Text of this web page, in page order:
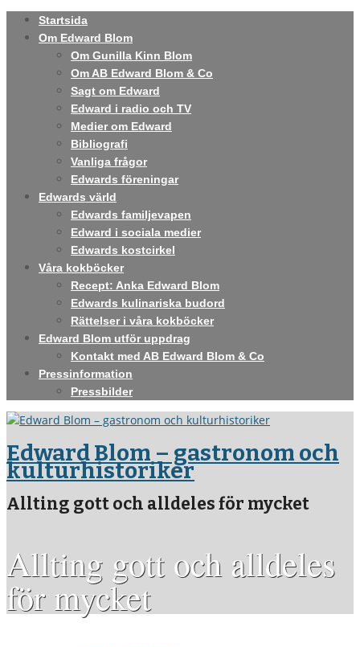
Startsida
Om Edward Blom
Om Gunilla Kinn Blom
Om AB Edward Blom & Co
Sagt om Edward
Edward i radio och TV
Medier om Edward
Bibliografi
Vanliga frågor
Edwards föreningar
Edwards värld
Edwards familjevapen
Edward i sociala medier
Edwards kostcirkel
Våra kokböcker
Recept: Anka Edward Blom
Edwards kulinariska budord
Rättelser i våra kokböcker
Edward Blom utför uppdrag
Kontakt med AB Edward Blom & Co
Pressinformation
Pressbilder
Edward Blom – gastronom och
kulturhistoriker
Allting gott och alldeles för mycket
Allting gott och alldeles
för mycket